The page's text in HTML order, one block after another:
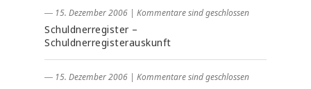
― 15. Dezember 2006 | Kommentare sind geschlossen
Schuldnerregister –
Schuldnerregisterauskunft
― 15. Dezember 2006 | Kommentare sind geschlossen